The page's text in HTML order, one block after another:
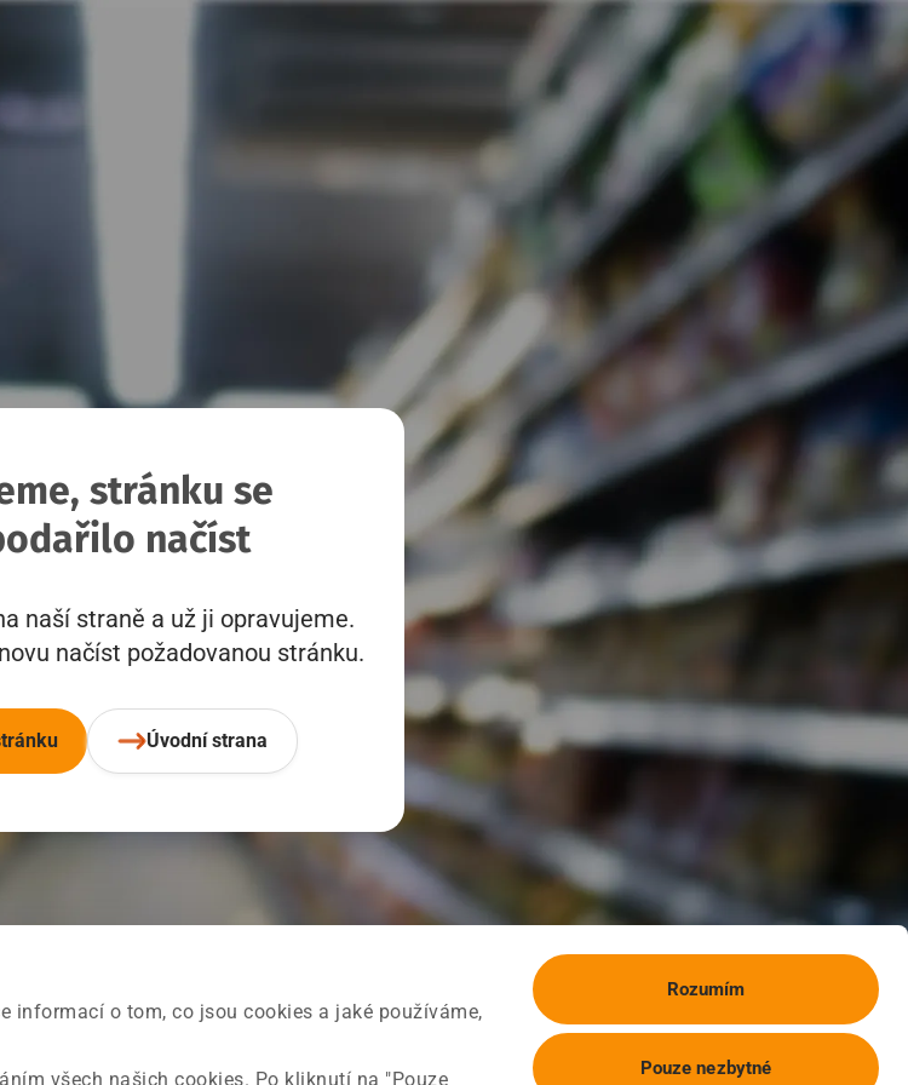
informací o tom, co jsou cookies a jaké používáme,
všech našich cookies. Po kliknutí na "Pouze
Rozumím
Pouze nezbytné
stránku se
načíst
naší straně a už ji opravujeme.
načíst požadovanou stránku.
Úvodní strana